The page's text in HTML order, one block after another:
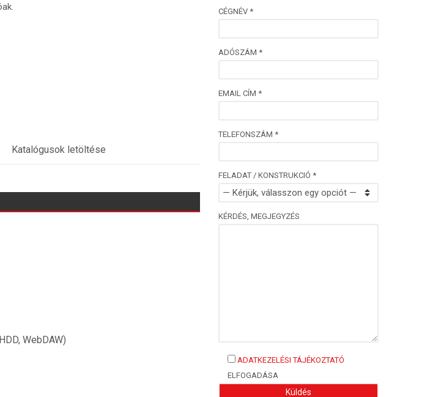
Katalógusok letöltése
WebDAW)
CÉGNÉV *
ADÓSZÁM *
EMAIL CÍM *
TELEFONSZÁM *
FELADAT / KONSTRUKCIÓ *
KÉRDÉS, MEGJEGYZÉS
ADATKEZELÉSI TÁJÉKOZTATÓ
ELFOGADÁSA